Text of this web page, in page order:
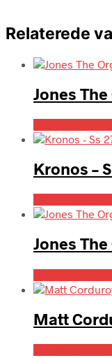
Relaterede
Jones
Kronos –
Jones
Matt